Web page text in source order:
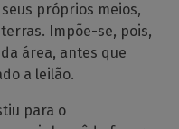
próprios meios,
Impõe-se, pois,
área, antes que
a leilão.
para o